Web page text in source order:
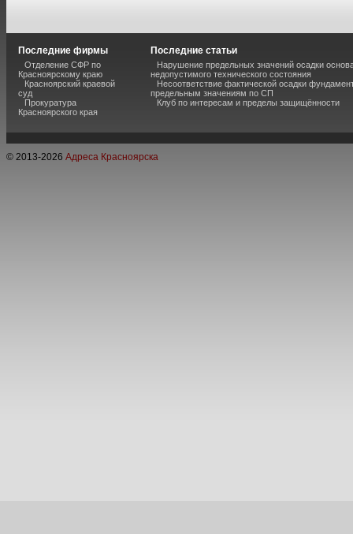
Последние фирмы
Отделение СФР по
Красноярскому краю
Красноярский краевой
суд
Прокуратура
Красноярского края
Последние статьи
Нарушение предельных значений осадки
недопустимого технического состояния
Несоответствие фактической осадки
предельным значениям по СП
Клуб по интересам и пределы защищённости
© 2013-2026 Адреса Красноярска